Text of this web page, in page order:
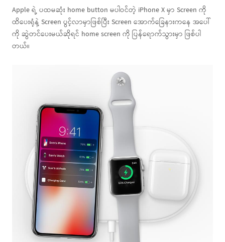
Apple ရဲ့ ပထမဆုံး home button မပါဝင်တဲ့ iPhone X မှာ Screen ကို
ထိပေးရုံနဲ့ Screen ပွင့်လာမှာဖြစ်ပြီး Screen အောက်ခြေနားကနေ အပေါ်
ကို ဆွဲတင်ပေးမယ်ဆိုရင် home screen ကို ပြန်ရောက်သွားမှာ ဖြစ်ပါ
တယ်။